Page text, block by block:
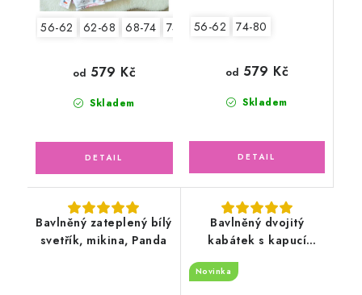
56-62 62-68 68-74 74-80 80-86 92-98
Skladem
od 579 Kč
56-62 74-80
Skladem
od 579 Kč
Bavlněný zateplený bílý
svetřík, mikina, Panda
Bavlněný dvojitý
kabátek s kapucí
pudrově růžový, květy
Novinka